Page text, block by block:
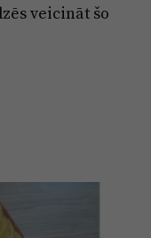
atbalsta fonds
veicināt šo